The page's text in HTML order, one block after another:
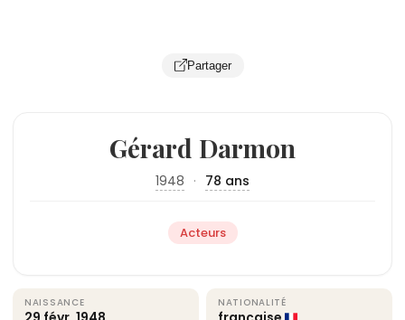
Partager
Gérard Darmon
1948 · 78 ans
Acteurs
NAISSANCE NATIONALITÉ